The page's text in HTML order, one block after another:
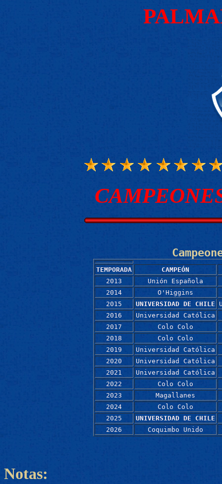
TEMPORADA
CAMPEÓN
2013
Unión Española
2014
O'Higgins
2015
UNIVERSIDAD DE CHILE
2016
Universidad Católica
2017
Colo Colo
2018
Colo Colo
2019
Universidad Católica
2020
Universidad Católica
2021
Universidad Católica
2022
Colo Colo
2023
Magallanes
2024
Colo Colo
2025
UNIVERSIDAD DE CHILE
2026
Coquimbo Unido
Notas: